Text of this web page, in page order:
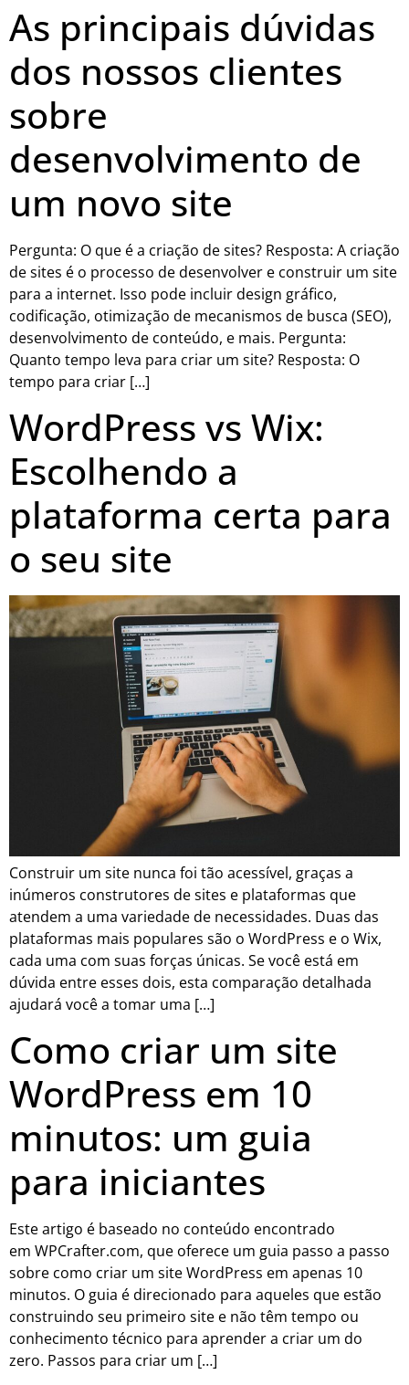
As principais dúvidas
dos nossos clientes
sobre
desenvolvimento de
um novo site
Pergunta: O que é a criação de sites? Resposta: A criação
de sites é o processo de desenvolver e construir um site
para a internet. Isso pode incluir design gráfico,
codificação, otimização de mecanismos de busca (SEO),
desenvolvimento de conteúdo, e mais. Pergunta:
Quanto tempo leva para criar um site? Resposta: O
tempo para criar […]
WordPress vs Wix:
Escolhendo a
plataforma certa para
o seu site
Construir um site nunca foi tão acessível, graças a
inúmeros construtores de sites e plataformas que
atendem a uma variedade de necessidades. Duas das
plataformas mais populares são o WordPress e o Wix,
cada uma com suas forças únicas. Se você está em
dúvida entre esses dois, esta comparação detalhada
ajudará você a tomar uma […]
Como criar um site
WordPress em 10
minutos: um guia
para iniciantes
Este artigo é baseado no conteúdo encontrado
em WPCrafter.com, que oferece um guia passo a passo
sobre como criar um site WordPress em apenas 10
minutos. O guia é direcionado para aqueles que estão
construindo seu primeiro site e não têm tempo ou
conhecimento técnico para aprender a criar um do
zero. Passos para criar um […]